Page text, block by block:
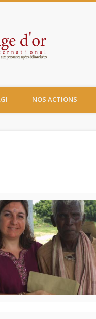
pas comme les autres!
NOS ACTIONS